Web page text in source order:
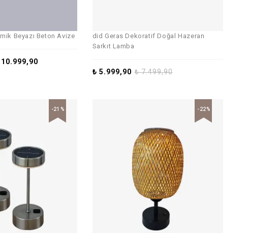
Beyazı Beton Avize
10.999,90
did Geras Dekoratif Doğal Hazeran
Sarkıt Lamba
₺7.499,90
₺ 5.999,90
-21% -22%